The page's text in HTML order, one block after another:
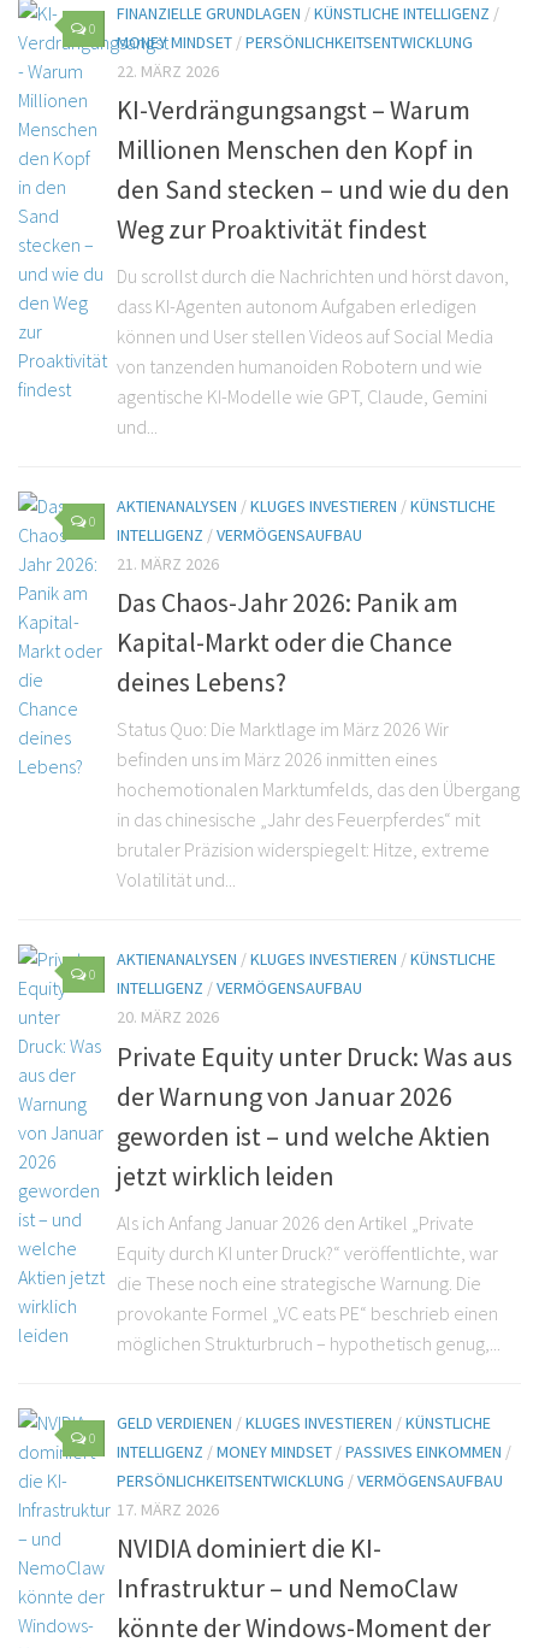
0
FINANZIELLE GRUNDLAGEN /KÜNSTLICHE INTELLIGENZ /
MONEY MINDSET /PERSÖNLICHKEITSENTWICKLUNG
22. MÄRZ 2026
KI-Verdrängungsangst – Warum
Millionen Menschen den Kopf in
den Sand stecken – und wie du den
Weg zur Proaktivität findest
Du scrollst durch die Nachrichten und hörst davon,
dass KI-Agenten autonom Aufgaben erledigen
können und User stellen Videos auf Social Media
von tanzenden humanoiden Robotern und wie
agentische KI-Modelle wie GPT, Claude, Gemini
und...
0
AKTIENANALYSEN /KLUGES INVESTIEREN /KÜNSTLICHE
INTELLIGENZ /VERMÖGENSAUFBAU
21. MÄRZ 2026
Das Chaos-Jahr 2026: Panik am
Kapital-Markt oder die Chance
deines Lebens?
Status Quo: Die Marktlage im März 2026 Wir
befinden uns im März 2026 inmitten eines
hochemotionalen Marktumfelds, das den Übergang
in das chinesische „Jahr des Feuerpferdes“ mit
brutaler Präzision widerspiegelt: Hitze, extreme
Volatilität und...
0
AKTIENANALYSEN /KLUGES INVESTIEREN /KÜNSTLICHE
INTELLIGENZ /VERMÖGENSAUFBAU
20. MÄRZ 2026
Private Equity unter Druck: Was aus
der Warnung von Januar 2026
geworden ist – und welche Aktien
jetzt wirklich leiden
Als ich Anfang Januar 2026 den Artikel „Private
Equity durch KI unter Druck?“ veröffentlichte, war
die These noch eine strategische Warnung. Die
provokante Formel „VC eats PE“ beschrieb einen
möglichen Strukturbruch – hypothetisch genug,...
0
GELD VERDIENEN /KLUGES INVESTIEREN /KÜNSTLICHE
INTELLIGENZ /MONEY MINDSET /PASSIVES EINKOMMEN /
PERSÖNLICHKEITSENTWICKLUNG /VERMÖGENSAUFBAU
17. MÄRZ 2026
NVIDIA dominiert die KI-
Infrastruktur – und NemoClaw
könnte der Windows-Moment der